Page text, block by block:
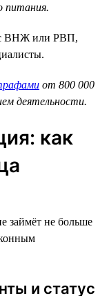
питания.
ВНЖ или РВП,
от 800 000
деятельности.
как
займёт не больше
и статус